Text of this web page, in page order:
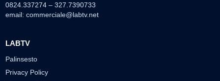
0824.337274 – 327.7390733
email: commerciale@labtv.net
LABTV
Palinsesto
Privacy Policy